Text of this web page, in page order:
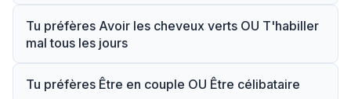
Tu préfères Avoir les cheveux verts OU T'habiller
mal tous les jours
Tu préfères Être en couple OU Être célibataire